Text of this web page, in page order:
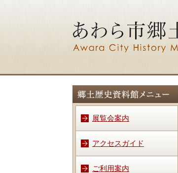
展覧会案内
アクセスガイド
ご利用案内